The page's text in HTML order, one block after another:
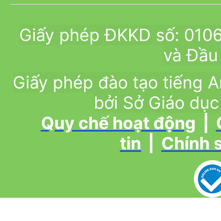
Giấy phép ĐKKD số:
và
Giấy phép đào tạo tiếng
bởi Sở Giáo
Quy chế hoạt động
tin
Chính